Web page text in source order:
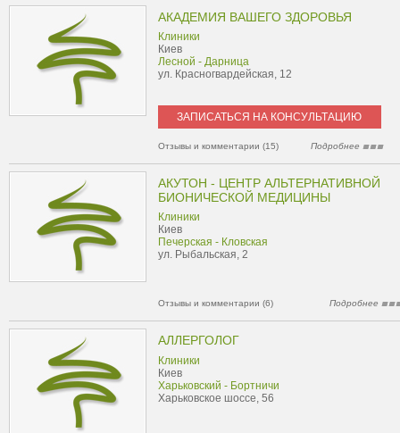
АКАДЕМИЯ ВАШЕГО ЗДОРОВЬЯ
Клиники
Киев
Лесной - Дарница
ул. Красногвардейская, 12
ЗАПИСАТЬСЯ НА КОНСУЛЬТАЦИЮ
Отзывы и комментарии (15) Подробнее
АКУТОН - ЦЕНТР АЛЬТЕРНАТИВНОЙ
БИОНИЧЕСКОЙ МЕДИЦИНЫ
Клиники
Киев
Печерская - Кловская
ул. Рыбальская, 2
Отзывы и комментарии (6) Подробнее
АЛЛЕРГОЛОГ
Клиники
Киев
Харьковский - Бортничи
Харьковское шоссе, 56